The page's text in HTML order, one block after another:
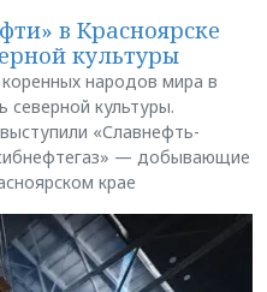
в Красноярске
культуры
народов мира в
северной культуры.
«Славнефть-
— добывающие
крае